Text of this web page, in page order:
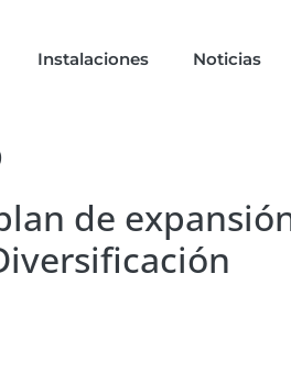
Instalaciones Noticias
de